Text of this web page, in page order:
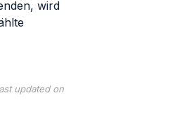
wird
updated on